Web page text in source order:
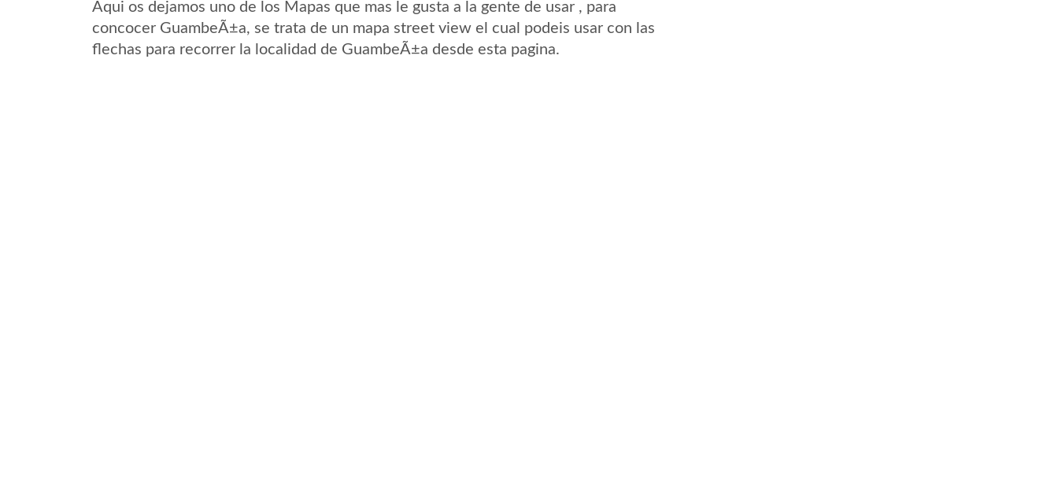
Aqui os dejamos uno de los Mapas que mas le gusta a la gente de usar , para
concocer GuambeÃ±a, se trata de un mapa street view el cual podeis usar con las
flechas para recorrer la localidad de GuambeÃ±a desde esta pagina.